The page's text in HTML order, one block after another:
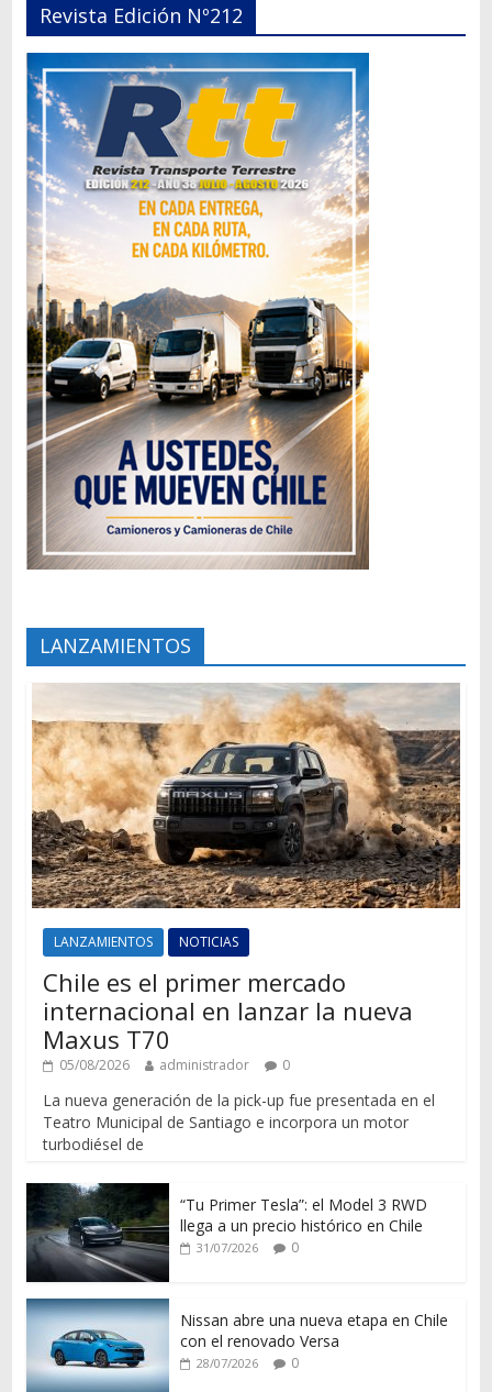
Revista Edición Nº212
LANZAMIENTOS
LANZAMIENTOS NOTICIAS
Chile es el primer mercado
internacional en lanzar la nueva
Maxus T70
05/08/2026 administrador 0
La nueva generación de la pick-up fue presentada en el
Teatro Municipal de Santiago e incorpora un motor
turbodiésel de
“Tu Primer Tesla”: el Model 3 RWD
llega a un precio histórico en Chile
31/07/2026 0
Nissan abre una nueva etapa en Chile
con el renovado Versa
28/07/2026 0